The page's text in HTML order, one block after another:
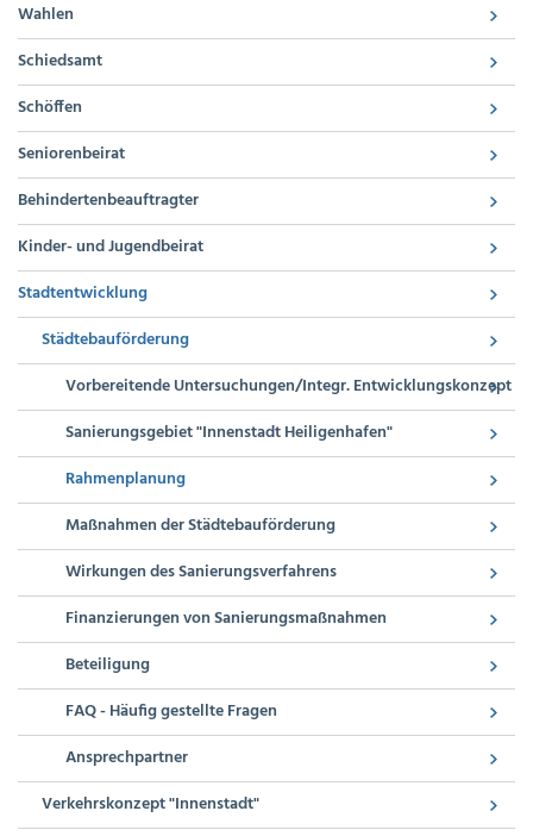
Wahlen
Schiedsamt
Schöffen
Seniorenbeirat
Behindertenbeauftragter
Kinder- und Jugendbeirat
Stadtentwicklung
Städtebauförderung
Vorbereitende Untersuchungen/Integr. Entwicklungskonzept
Sanierungsgebiet "Innenstadt Heiligenhafen"
Rahmenplanung
Maßnahmen der Städtebauförderung
Wirkungen des Sanierungsverfahrens
Finanzierungen von Sanierungsmaßnahmen
Beteiligung
FAQ - Häufig gestellte Fragen
Ansprechpartner
Verkehrskonzept "Innenstadt"